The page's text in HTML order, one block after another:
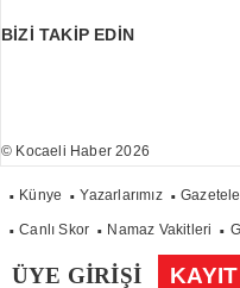
BİZİ TAKİP EDİN
© Kocaeli Haber 2026
Künye Yazarlarımız
Canlı Skor Namaz Vakitleri
ÜYE GİRİŞİ